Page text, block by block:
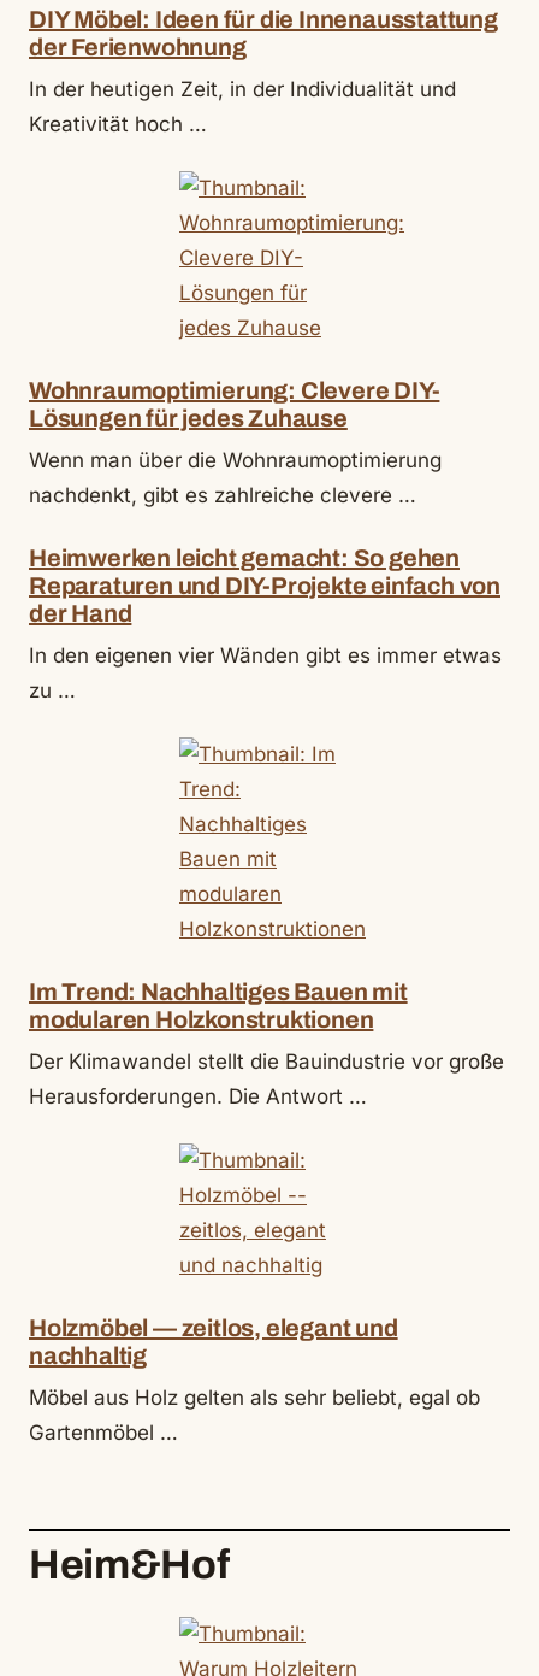
DIY Möbel: Ideen für die Innenausstattung
der Ferienwohnung
In der heutigen Zeit, in der Individualität und
Kreativität hoch …
Wohnraumoptimierung: Clevere DIY-
Lösungen für jedes Zuhause
Wenn man über die Wohnraumoptimierung
nachdenkt, gibt es zahlreiche clevere …
Heimwerken leicht gemacht: So gehen
Reparaturen und DIY-Projekte einfach von
der Hand
In den eigenen vier Wänden gibt es immer etwas
zu …
Im Trend: Nachhaltiges Bauen mit
modularen Holzkonstruktionen
Der Klimawandel stellt die Bauindustrie vor große
Herausforderungen. Die Antwort …
Holzmöbel — zeitlos, elegant und
nachhaltig
Möbel aus Holz gelten als sehr beliebt, egal ob
Gartenmöbel …
Heim&Hof